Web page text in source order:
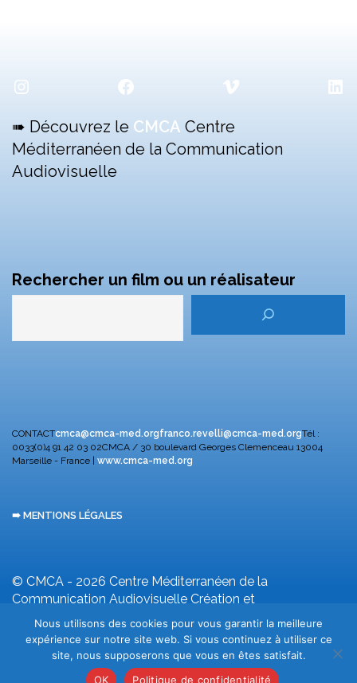
Instagram Facebook Vimeo
➠ Découvrez le CMCA Centre
Méditerranéen de la Communication
Audiovisuelle
Rechercher un film ou un réalisateur
CONTACTcmca@cmca-med.orgfranco.revelli@cmca-med.orgTél :
0033(0)4 91 42 03 02CMCA / 30 boulevard Georges Clemenceau 13004
Marseille - France | www.cmca-med.org
➠ MENTIONS LÉGALES
© CMCA - 2026 Centre Méditerranéen de la
Communication Audiovisuelle Création et
développement F. Revelli
Nous utilisons des cookies pour vous garantir la meilleure
expérience sur notre site web. Si vous continuez à utiliser ce
site, nous supposerons que vous en êtes satisfait.
OK
Politique de confidentialité